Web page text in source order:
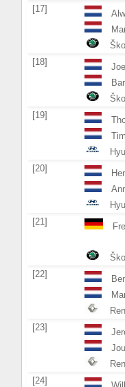
[17]
[18]
[19]
[20]
[21]
[22]
[23]
[24]